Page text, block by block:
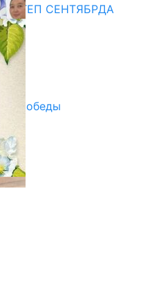
СЕНТЯБРДА
Победы